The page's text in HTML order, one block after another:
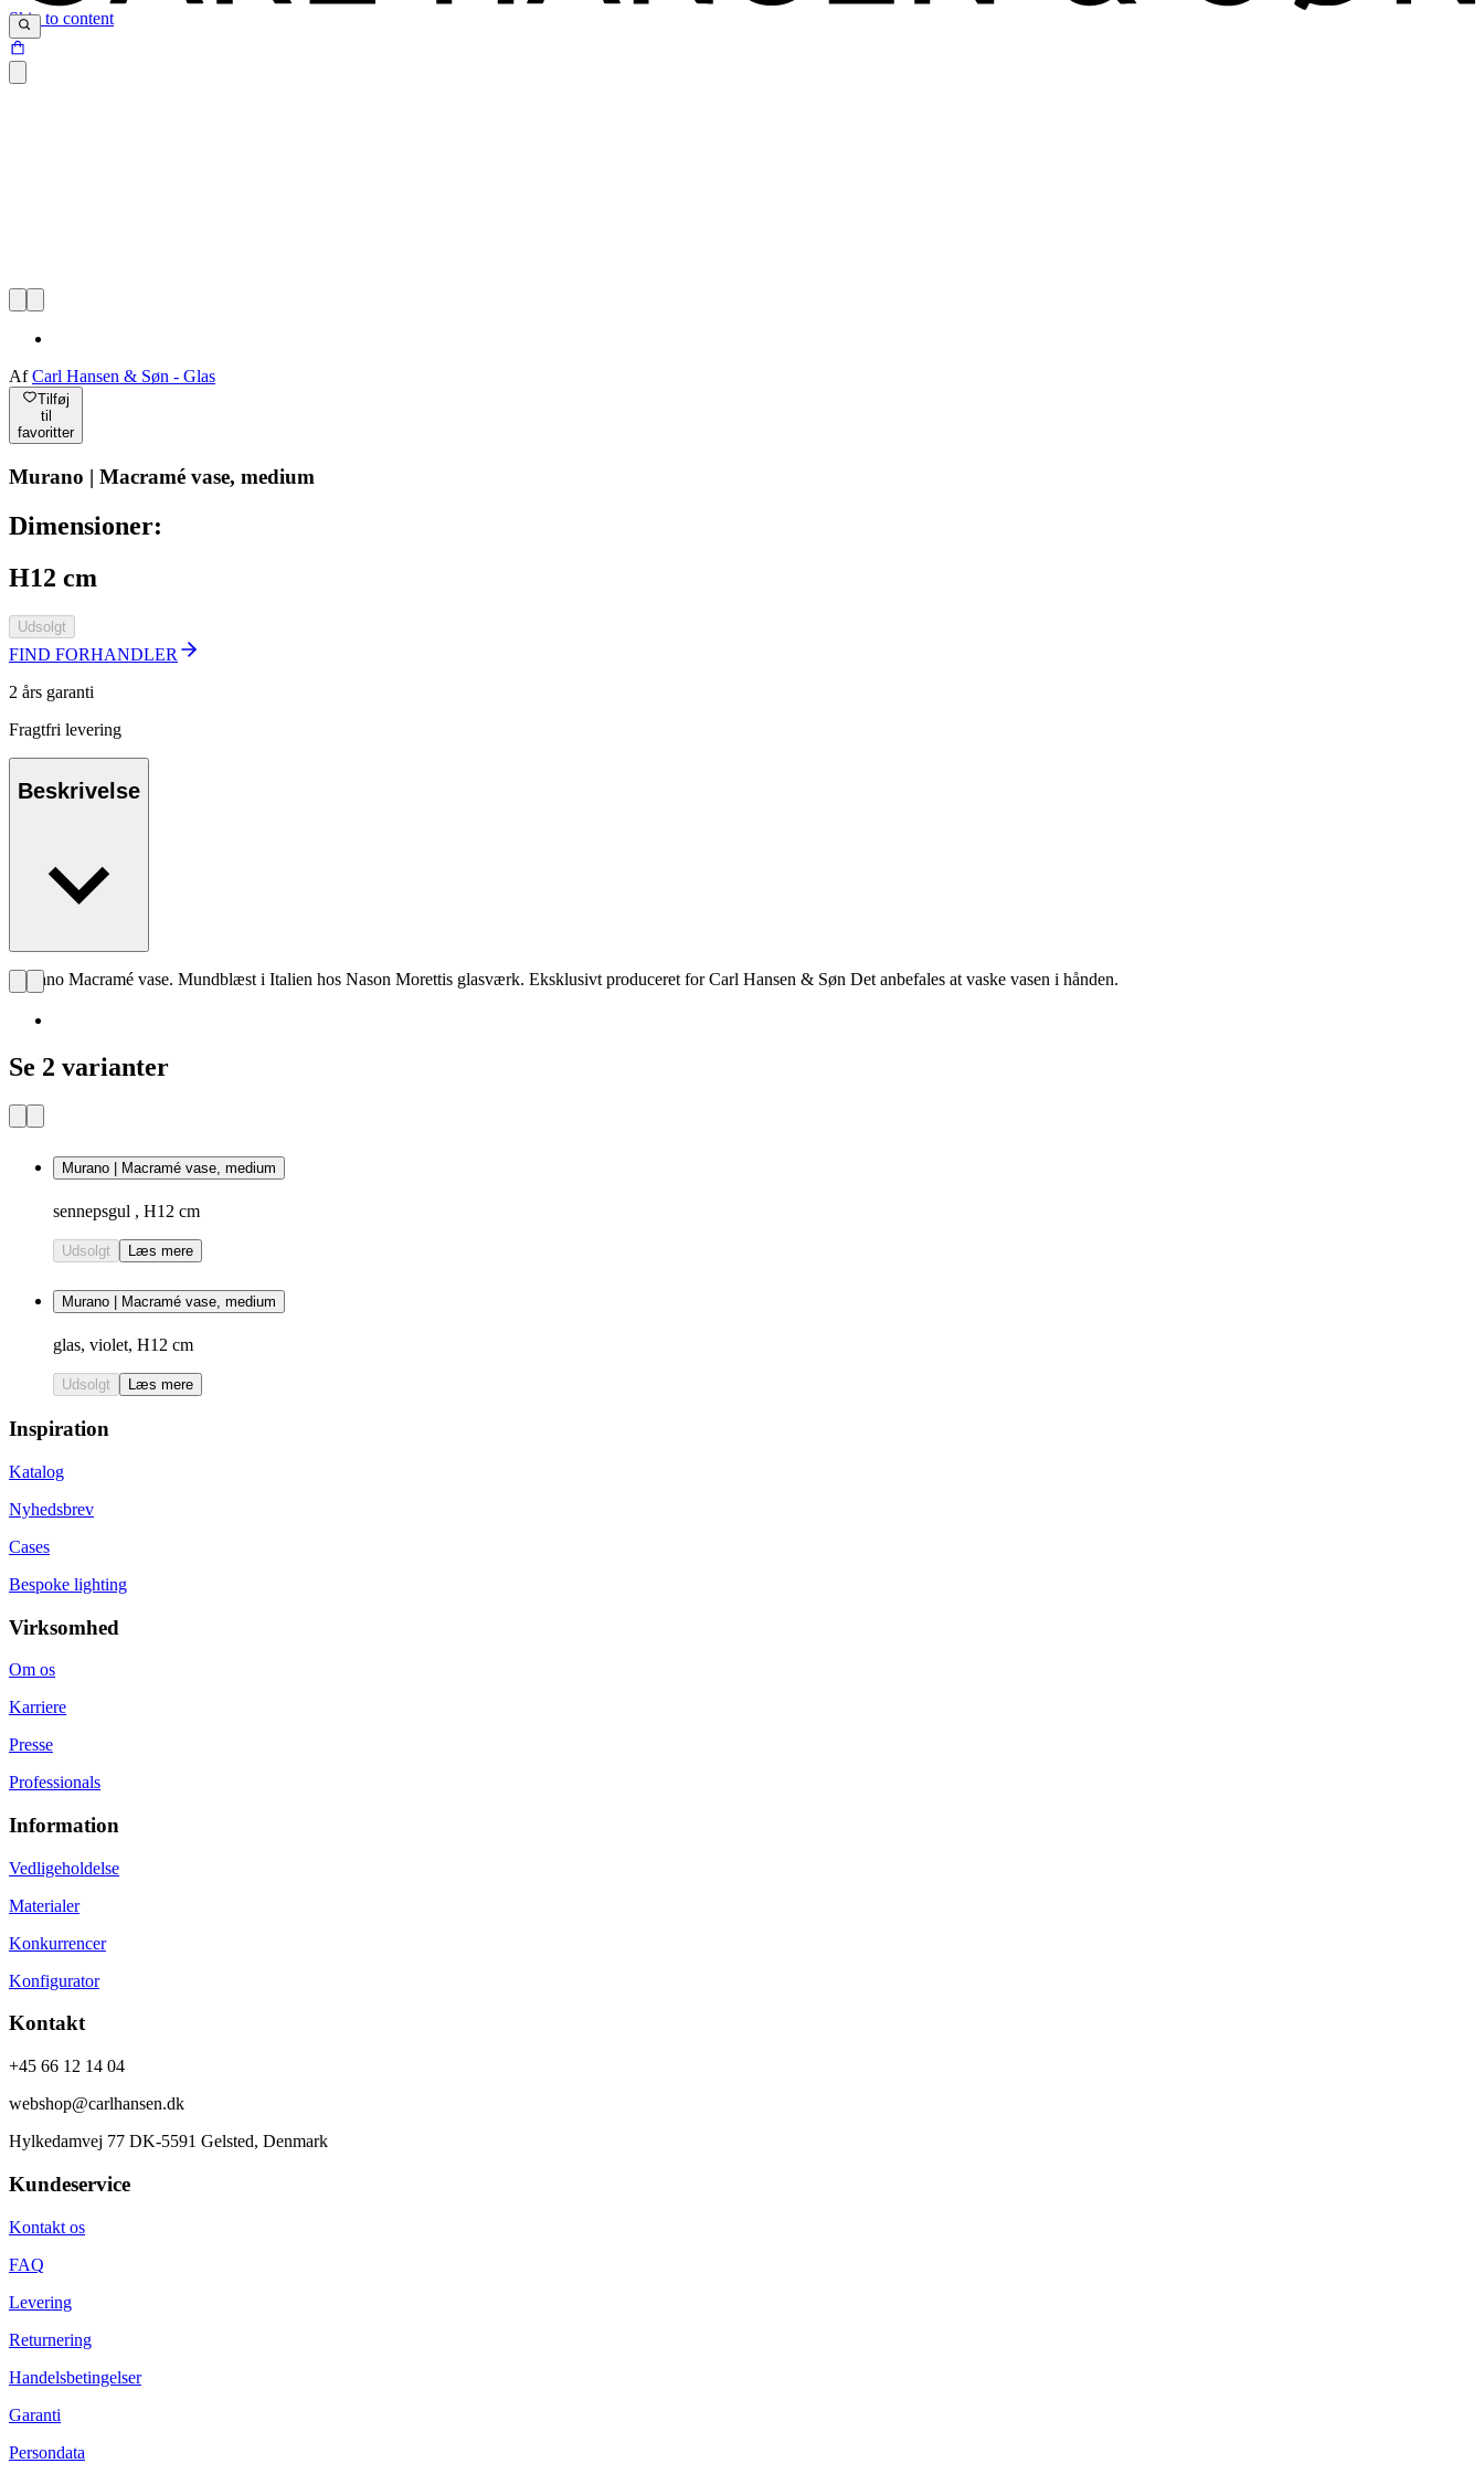
Skip to content
AfCarl Hansen & Søn - Glas
Tilføj
til
favoritter
Murano | Macramé vase, medium
Dimensioner:
H12 cm
Udsolgt
FIND FORHANDLER
2 års garanti
Fragtfri levering
Beskrivelse
Murano Macramé vase. Mundblæst i Italien hos Nason Morettis glasværk. Eksklusivt produceret for Carl Hansen & Søn Det anbefales at vaske vasen i hånden.
Se 2 varianter
Murano | Macramé vase, medium
sennepsgul , H12 cm
Udsolgt Læs mere
Murano | Macramé vase, medium
glas, violet, H12 cm
Udsolgt Læs mere
Inspiration
Katalog
Nyhedsbrev
Cases
Bespoke lighting
Virksomhed
Om os
Karriere
Presse
Professionals
Information
Vedligeholdelse
Materialer
Konkurrencer
Konfigurator
Kontakt
+45 66 12 14 04
webshop@carlhansen.dk
Hylkedamvej 77 DK-5591 Gelsted, Denmark
Kundeservice
Kontakt os
FAQ
Levering
Returnering
Handelsbetingelser
Garanti
Persondata